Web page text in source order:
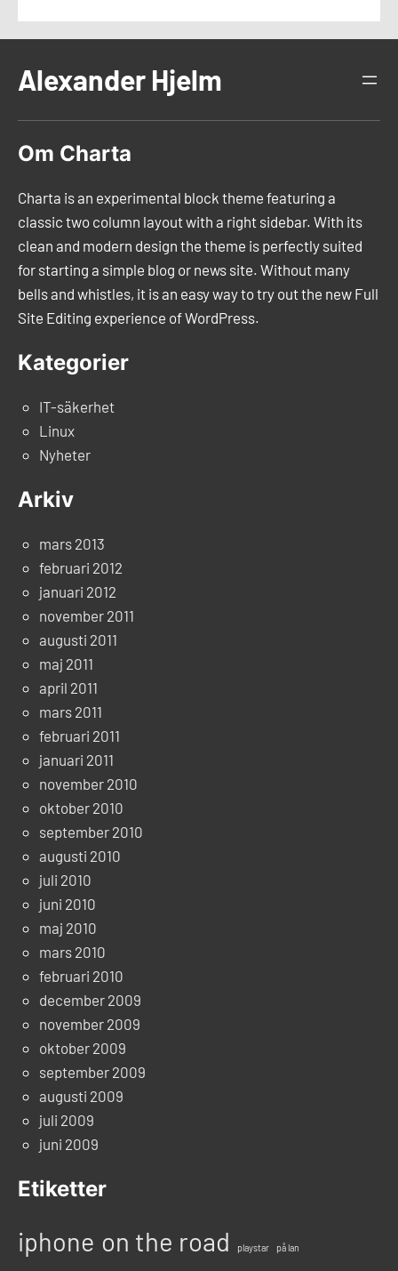
Alexander Hjelm
Om Charta
Charta is an experimental block theme featuring a
classic two column layout with a right sidebar. With its
clean and modern design the theme is perfectly suited
for starting a simple blog or news site. Without many
bells and whistles, it is an easy way to try out the new Full
Site Editing experience of WordPress.
Kategorier
IT-säkerhet
Linux
Nyheter
Arkiv
mars 2013
februari 2012
januari 2012
november 2011
augusti 2011
maj 2011
april 2011
mars 2011
februari 2011
januari 2011
november 2010
oktober 2010
september 2010
augusti 2010
juli 2010
juni 2010
maj 2010
mars 2010
februari 2010
december 2009
november 2009
oktober 2009
september 2009
augusti 2009
juli 2009
juni 2009
Etiketter
iphone on the road playstar på lan